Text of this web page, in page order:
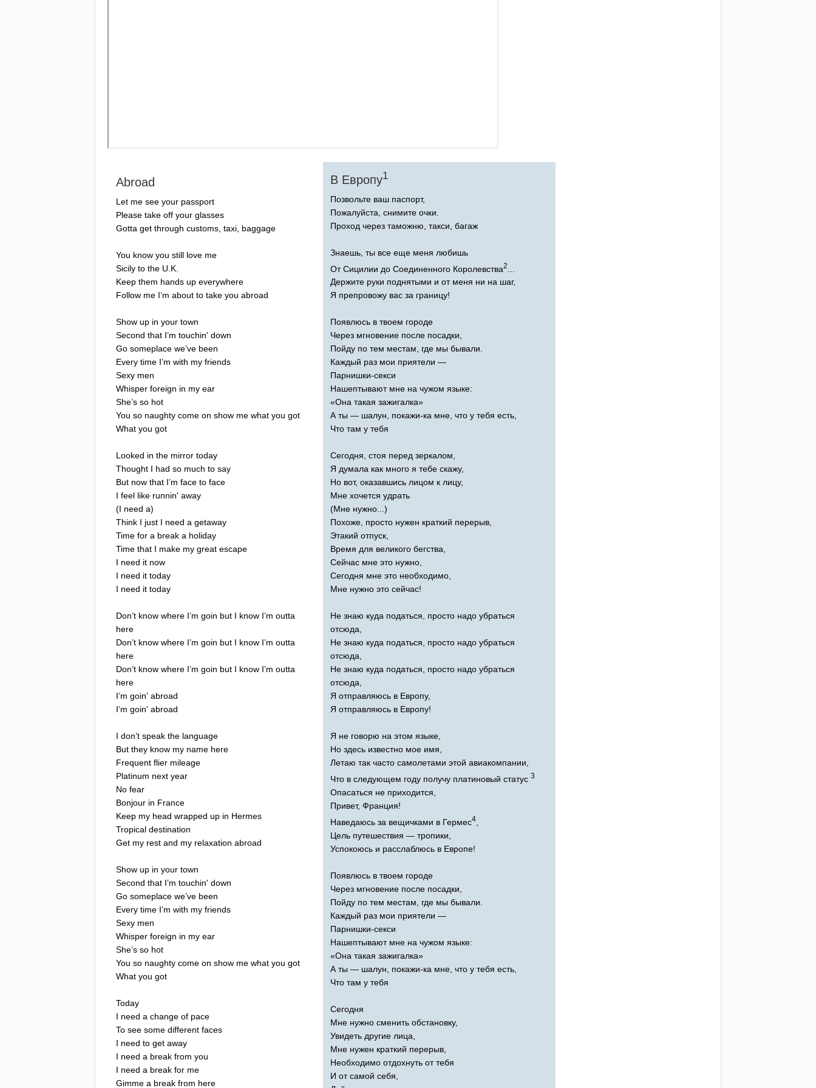
Abroad
Let me see your passport
Please take off your glasses
Gotta get through customs taxi baggage
You know you still love me
Sicily to the U K
Keep them hands up everywhere
Follow me I’m about to take you abroad
Show up in your town
Second that I’m touchin' down
Go someplace we’ve been
Every time I’m with my friends
Sexy men
Whisper foreign in my ear
She’s so hot
You so naughty come on show me what you got
What you got
Looked in the mirror today
Thought I had so much to say
But now that I’m face to face
I feel like runnin' away
(I need a)
Think I just I need a getaway
Time for a break a holiday
Time that I make my great escape
I need it now
I need it today
I need it today
Don’t know where I’m goin but I know I’m outta
here
Don’t know where I’m goin but I know I’m outta
here
Don’t know where I’m goin but I know I’m outta
here
I’m goin' abroad
I’m goin' abroad
I don’t speak the language
But they know my name here
Frequent flier mileage
Platinum next year
No fear
Bonjour in France
Keep my head wrapped up in Hermes
Tropical destination
Get my rest and my relaxation abroad
Show up in your town
Second that I’m touchin' down
Go someplace we’ve been
Every time I’m with my friends
Sexy men
Whisper foreign in my ear
She’s so hot
You so naughty come on show me what you got
What you got
Today
I need a change of pace
To see some different faces
I need to get away
I need a break from you
I need a break for me
Gimme a break from here
В Европу1
Позвольте ваш паспорт,
Пожалуйста, снимите очки.
Проход через таможню, такси, багаж
Знаешь, ты все еще меня любишь
От Сицилии до Соединенного Королевства2
Держите руки поднятыми и от меня ни на шаг,
Я препровожу вас за границу!
Появлюсь в твоем городе
Через мгновение после посадки,
Пойду по тем местам, где мы бывали.
Каждый раз мои приятели —
Парнишки-секси
Нашептывают мне на чужом языке:
«Она такая зажигалка»
А ты — шалун, покажи-ка мне, что у тебя есть,
Что там у тебя
Сегодня, стоя перед зеркалом,
Я думала как много я тебе скажу,
Но вот, оказавшись лицом к лицу,
Мне хочется удрать
(Мне нужно...)
Похоже, просто нужен краткий перерыв,
Этакий отпуск,
Время для великого бегства,
Сейчас мне это нужно,
Сегодня мне это необходимо,
Мне нужно это сейчас!
Не знаю куда податься, просто надо убраться
отсюда,
Не знаю куда податься, просто надо убраться
отсюда,
Не знаю куда податься, просто надо убраться
отсюда,
Я отправляюсь в Европу,
Я отправляюсь в Европу!
Я не говорю на этом языке,
Но здесь известно мое имя,
Летаю так часто самолетами этой авиакомпании,
Что в следующем году получу платиновый статус 3
Опасаться не приходится,
Привет, Франция!
Наведаюсь за вещичками в Гермес4
Цель путешествия — тропики,
Успокоюсь и расслаблюсь в Европе!
Появлюсь в твоем городе
Через мгновение после посадки,
Пойду по тем местам, где мы бывали.
Каждый раз мои приятели —
Парнишки-секси
Нашептывают мне на чужом языке:
«Она такая зажигалка»
А ты — шалун, покажи-ка мне, что у тебя есть,
Что там у тебя
Сегодня
Мне нужно сменить обстановку,
Увидеть другие лица,
Мне нужен краткий перерыв,
Необходимо отдохнуть от тебя
И от самой себя,